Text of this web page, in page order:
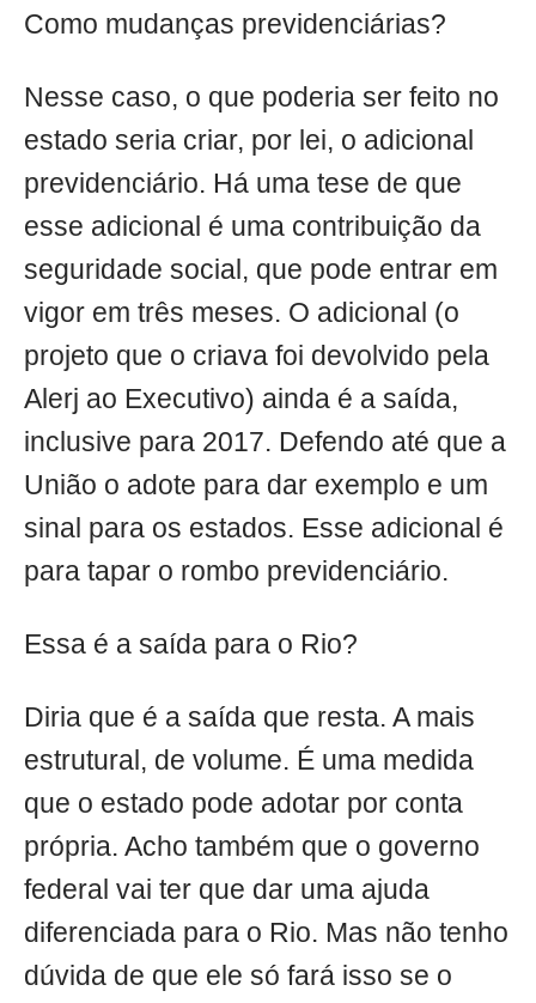
Como mudanças previdenciárias?
Nesse caso, o que poderia ser feito no
estado seria criar, por lei, o adicional
previdenciário. Há uma tese de que
esse adicional é uma contribuição da
seguridade social, que pode entrar em
vigor em três meses. O adicional (o
projeto que o criava foi devolvido pela
Alerj ao Executivo) ainda é a saída,
inclusive para 2017. Defendo até que a
União o adote para dar exemplo e um
sinal para os estados. Esse adicional é
para tapar o rombo previdenciário.
Essa é a saída para o Rio?
Diria que é a saída que resta. A mais
estrutural, de volume. É uma medida
que o estado pode adotar por conta
própria. Acho também que o governo
federal vai ter que dar uma ajuda
diferenciada para o Rio. Mas não tenho
dúvida de que ele só fará isso se o